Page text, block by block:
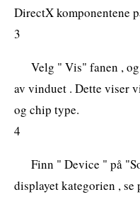
DirectX komponentene
3
Velg " Vis" fanen ,
av vinduet . Dette viser
og chip type.
4
Finn " Device " på
displayet kategorien ,